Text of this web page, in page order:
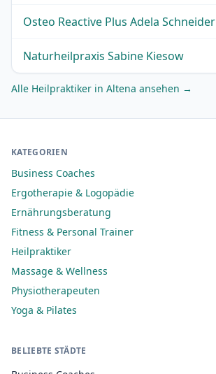
Osteo Reactive Plus Adela Schneider
Naturheilpraxis Sabine Kiesow
Alle Heilpraktiker in Altena ansehen →
KATEGORIEN
Business Coaches
Ergotherapie & Logopädie
Ernährungsberatung
Fitness & Personal Trainer
Heilpraktiker
Massage & Wellness
Physiotherapeuten
Yoga & Pilates
BELIEBTE STÄDTE